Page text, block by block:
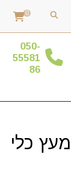
0
050-
55581
86
כלי